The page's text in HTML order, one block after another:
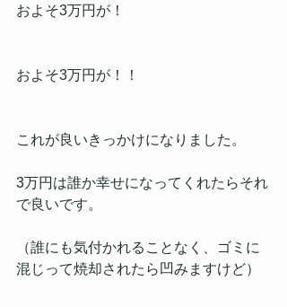
およそ3万円が！
およそ3万円が！！
これが良いきっかけになりました。
3万円は誰か幸せになってくれたらそれ
で良いです。
（誰にも気付かれることなく、ゴミに
混じって焼却されたら凹みますけど）